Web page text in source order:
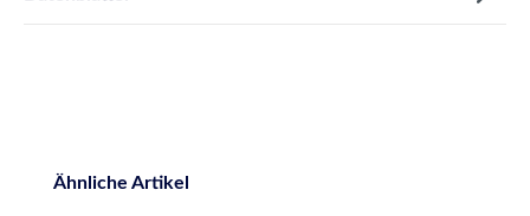
Produktgalerie überspringen
Ähnliche Artikel